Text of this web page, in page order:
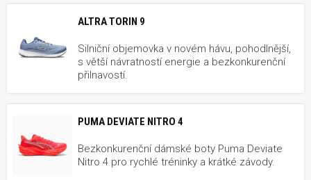
ALTRA TORIN 9
Silniční objemovka v novém hávu, pohodlnější,
s větší návratností energie a bezkonkurenční
přilnavostí.
PUMA DEVIATE NITRO 4
Bezkonkurenční dámské boty Puma Deviate
Nitro 4 pro rychlé tréninky a krátké závody.